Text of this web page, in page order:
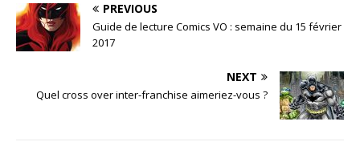
PREVIOUS
Guide de lecture Comics VO : semaine du 15 février
2017
NEXT
Quel cross over inter-franchise aimeriez-vous ?